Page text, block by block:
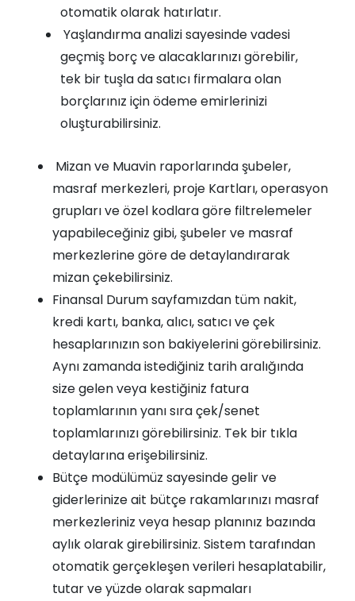
otomatik olarak hatırlatır.
Yaşlandırma analizi sayesinde vadesi
geçmiş borç ve alacaklarınızı görebilir,
tek bir tuşla da satıcı firmalara olan
borçlarınız için ödeme emirlerinizi
oluşturabilirsiniz.
Mizan ve Muavin raporlarında şubeler,
masraf merkezleri, proje Kartları, operasyon
grupları ve özel kodlara göre filtrelemeler
yapabileceğiniz gibi, şubeler ve masraf
merkezlerine göre de detaylandırarak
mizan çekebilirsiniz.
Finansal Durum sayfamızdan tüm nakit,
kredi kartı, banka, alıcı, satıcı ve çek
hesaplarınızın son bakiyelerini görebilirsiniz.
Aynı zamanda istediğiniz tarih aralığında
size gelen veya kestiğiniz fatura
toplamlarının yanı sıra çek/senet
toplamlarınızı görebilirsiniz. Tek bir tıkla
detaylarına erişebilirsiniz.
Bütçe modülümüz sayesinde gelir ve
giderlerinize ait bütçe rakamlarınızı masraf
merkezleriniz veya hesap planınız bazında
aylık olarak girebilirsiniz. Sistem tarafından
otomatik gerçekleşen verileri hesaplatabilir,
tutar ve yüzde olarak sapmaları